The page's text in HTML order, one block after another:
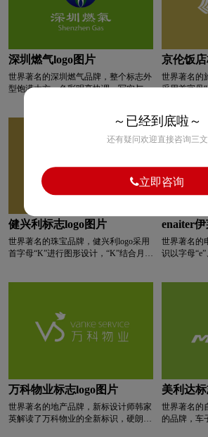
啤酒logo设计 葡萄酒logo设计
培训机构logo设计 P字母酒店logo设
浅蓝色logo设计
青色logo设计 人logo设计 乳制品
肉logo设计
普通手表logo设计 高端手表logo设计
手表周边logo设计 石油logo设计
食品logo设计 手表logo设计 生活
深绿色logo设计 深蓝色logo设计
深圳燃气logo图片
世界著名的深圳燃气品牌，整个标志外
型饱满大方，色彩明亮协调，写实与写
化、识别化的最佳体现。该标志传达信
息简洁明了。色彩和造型表现了企业追
求稳健、牢靠，传输温暖、安全的基本
不断的生活动力。圆，也象征企业追求
事业圆满、前程如意的美好愿望。火，
静静的燃烧在燃气人的掌控下它温顺、
静默，它代表着企业的主业，是燃气人
为之奋斗的美好事业的象征。意喻燃气
人默默奉献，创造持续发展的未来。
蓝、白、绿、黄渐变的火焰蕴含了三个
层次的含义：蓝色火焰，是燃气充分燃
火焰似蓝色火焰外的一道安全屏障，体
色环保，体现了为社会造福，为人类不
断贡献的企业价值黄色是温暖和光明的
象征，是燃气人带给千家万户温馨和希
京伦饭
世界著名的
采用首字母
健兴利标志logo图片
世界著名的珠宝品牌，健兴利logo采用
首字母“K”进行图形设计，“K”结合月亮
enaiter
世界著名的
识以字母
万科物业标志logo图片
世界著名的地产品牌，新标设计师韩家
英解读了万科物业的全新标识，硬朗的
美利达
世界著名的
的品牌，车
～已经到底啦～
还有疑问欢迎直接咨询三文
立即咨询